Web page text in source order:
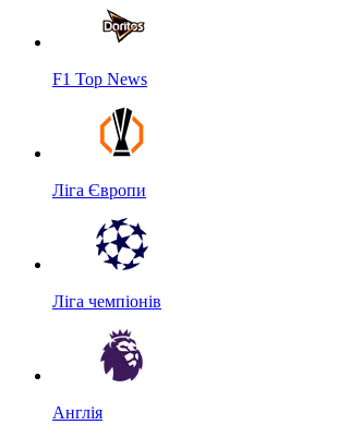
F1 Top News
Ліга Європи
Ліга чемпіонів
Англія